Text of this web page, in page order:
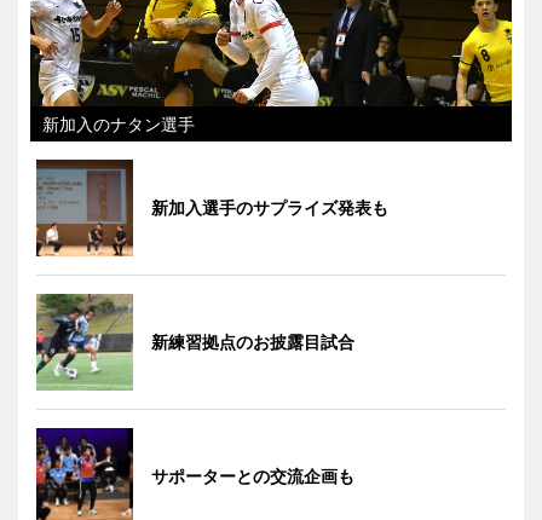
新加入のナタン選手
新加入選手のサプライズ発表も
新練習拠点のお披露目試合
サポーターとの交流企画も